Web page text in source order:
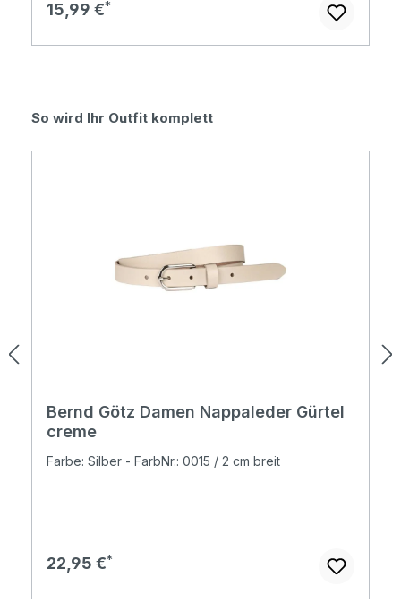
Regulärer Preis:
15,99 €
Produktgalerie überspringen
So wird Ihr Outfit komplett
Bernd Götz Damen Nappaleder Gürtel
creme
Farbe: Silber - FarbNr.: 0015 / 2 cm breit
Regulärer Preis:
22,95 €